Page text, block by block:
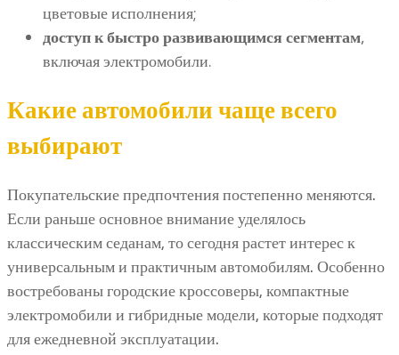
цветовые исполнения;
доступ к быстро развивающимся сегментам,
включая электромобили.
Какие автомобили чаще всего
выбирают
Покупательские предпочтения постепенно меняются.
Если раньше основное внимание уделялось
классическим седанам, то сегодня растет интерес к
универсальным и практичным автомобилям. Особенно
востребованы городские кроссоверы, компактные
электромобили и гибридные модели, которые подходят
для ежедневной эксплуатации.